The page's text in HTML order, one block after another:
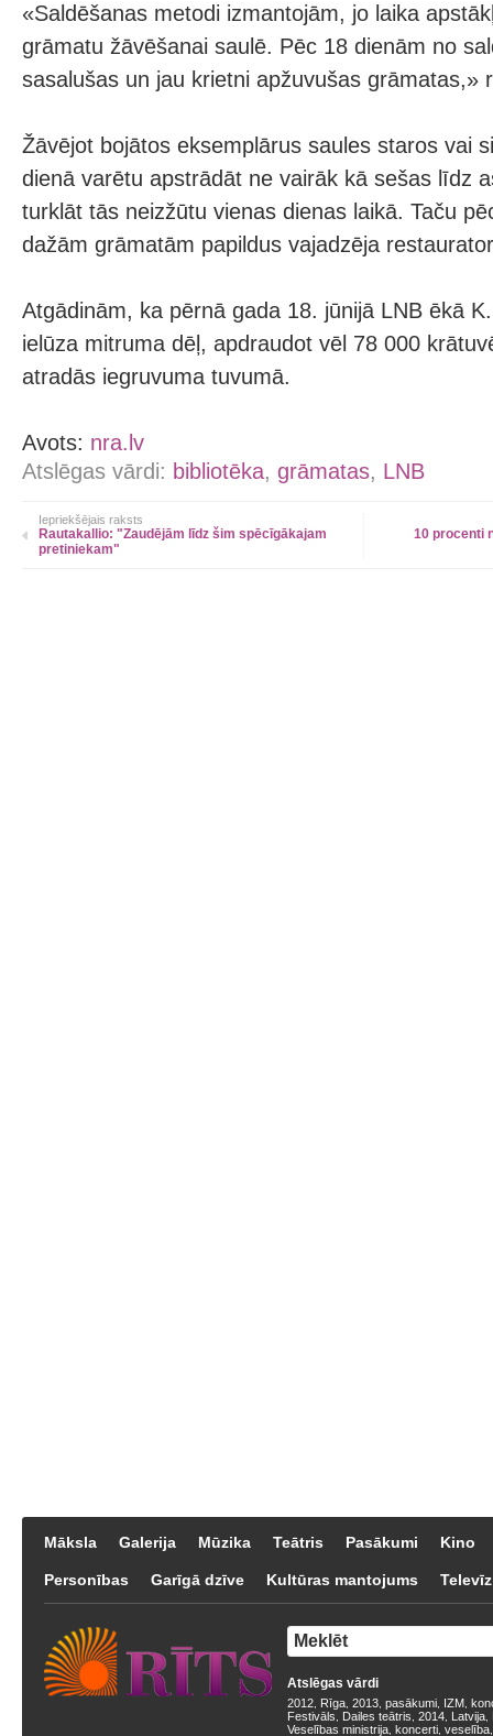
«Saldēšanas metodi izmantojām, jo laika
grāmatu žāvēšanai saulē. Pēc 18 dienām no
sasalušas un jau krietni apžuvušas grāmatas,»
Žāvējot bojātos eksemplārus saules staros vai
dienā varētu apstrādāt ne vairāk kā sešas līdz
turklāt tās neizžūtu vienas dienas laikā. Taču
dažām grāmatām papildus vajadzēja
Atgādinām, ka pērnā gada 18. jūnijā LNB ēkā
ielūza mitruma dēļ, apdraudot vēl 78 000
atradās iegruvuma tuvumā.
Avots: nra.lv
Atslēgas vārdi: bibliotēka, grāmatas, LNB
Iepriekšējais raksts
Rautakallio: "Zaudējām līdz šim spēcīgākajam
pretiniekam"
10 procenti
Māksla Galerija Mūzika Teātris Pasākumi Kino
Personības Garīgā dzīve Kultūras mantojums
Atslēgas vārdi
2012 Rīga 2013 pasākumi IZM
Festivāls
Dailes teātris 2014 Latvija
Veselības ministrija koncerti veselība